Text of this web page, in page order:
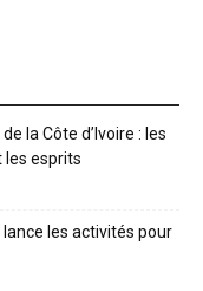
la Côte d’Ivoire : les
les esprits
les activités pour